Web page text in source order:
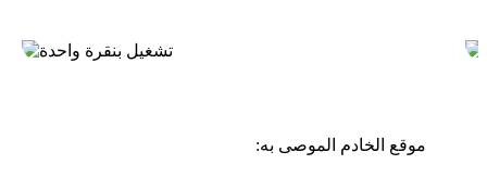
موقع الخادم الموصى به: